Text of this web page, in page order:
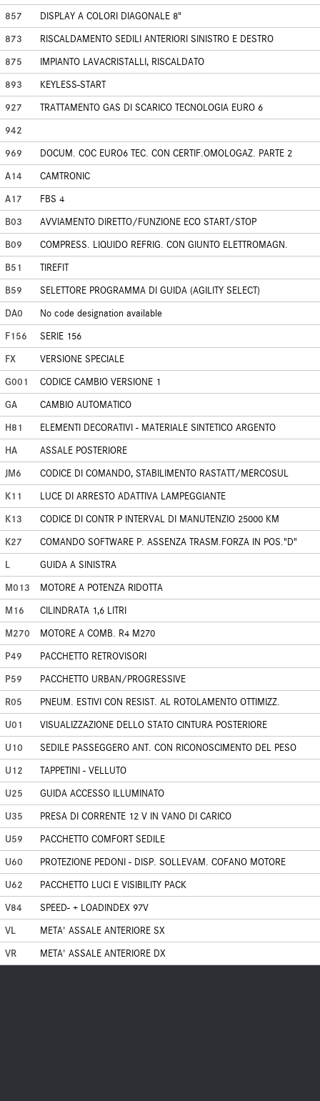
857
DISPLAY A COLORI DIAGONALE 8"
873
RISCALDAMENTO SEDILI ANTERIORI SINISTRO E DESTRO
875
IMPIANTO LAVACRISTALLI, RISCALDATO
893
KEYLESS-START
927
TRATTAMENTO GAS DI SCARICO TECNOLOGIA EURO 6
942
969
DOCUM. COC EURO6 TEC. CON CERTIF.OMOLOGAZ. PARTE 2
A14
CAMTRONIC
A17
FBS 4
B03
AVVIAMENTO DIRETTO/FUNZIONE ECO START/STOP
B09
COMPRESS. LIQUIDO REFRIG. CON GIUNTO ELETTROMAGN.
B51
TIREFIT
B59
SELETTORE PROGRAMMA DI GUIDA (AGILITY SELECT)
DA0
No code designation available
F156
SERIE 156
FX
VERSIONE SPECIALE
G001
CODICE CAMBIO VERSIONE 1
GA
CAMBIO AUTOMATICO
H81
ELEMENTI DECORATIVI - MATERIALE SINTETICO ARGENTO
HA
ASSALE POSTERIORE
JM6
CODICE DI COMANDO, STABILIMENTO RASTATT/MERCOSUL
K11
LUCE DI ARRESTO ADATTIVA LAMPEGGIANTE
K13
CODICE DI CONTR P INTERVAL DI MANUTENZIO 25000 KM
K27
COMANDO SOFTWARE P. ASSENZA TRASM.FORZA IN POS."D"
L
GUIDA A SINISTRA
M013
MOTORE A POTENZA RIDOTTA
M16
CILINDRATA 1,6 LITRI
M270
MOTORE A COMB. R4 M270
P49
PACCHETTO RETROVISORI
P59
PACCHETTO URBAN/PROGRESSIVE
R05
PNEUM. ESTIVI CON RESIST. AL ROTOLAMENTO OTTIMIZZ.
U01
VISUALIZZAZIONE DELLO STATO CINTURA POSTERIORE
U10
SEDILE PASSEGGERO ANT. CON RICONOSCIMENTO DEL PESO
U12
TAPPETINI - VELLUTO
U25
GUIDA ACCESSO ILLUMINATO
U35
PRESA DI CORRENTE 12 V IN VANO DI CARICO
U59
PACCHETTO COMFORT SEDILE
U60
PROTEZIONE PEDONI - DISP. SOLLEVAM. COFANO MOTORE
U62
PACCHETTO LUCI E VISIBILITY PACK
V84
SPEED- + LOADINDEX 97V
VL
META' ASSALE ANTERIORE SX
VR
META' ASSALE ANTERIORE DX